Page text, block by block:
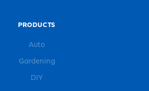
PRODUCTS
Auto
Gardening
DIY